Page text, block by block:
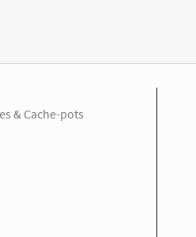
& Cache-pots